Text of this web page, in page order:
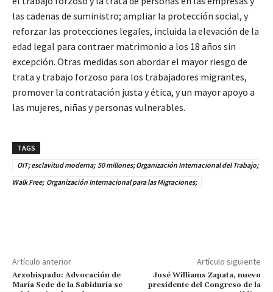
las cadenas de suministro; ampliar la protección social, y
reforzar las protecciones legales, incluida la elevación de la
edad legal para contraer matrimonio a los 18 años sin
excepción. Otras medidas son abordar el mayor riesgo de
trata y trabajo forzoso para los trabajadores migrantes,
promover la contratación justa y ética, y un mayor apoyo a
las mujeres, niñas y personas vulnerables.
TAGS
OIT; esclavitud moderna; 50 millones; Organización Internacional del Trabajo;
Walk Free; Organización Internacional para las Migraciones;
Artículo anterior
Arzobispado: Advocación de
María Sede de la Sabiduría se
Artículo siguiente
José Williams Zapata, nuevo
presidente del Congreso de la